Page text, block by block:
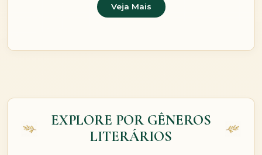
Veja Mais
EXPLORE POR GÊNEROS
LITERÁRIOS